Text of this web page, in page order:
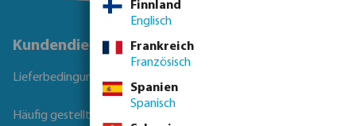
Kundendienst
Lieferbedingungen
Häufig gestellte Fragen
Finnland
Englisch
Frankreich
Französisch
Spanien
Spanisch